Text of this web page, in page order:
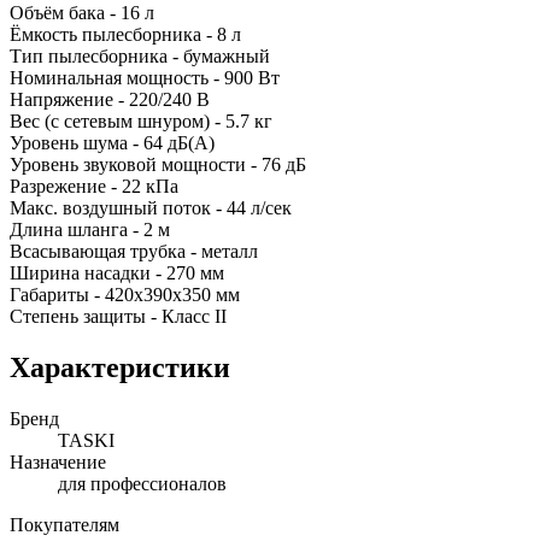
Объём бака - 16 л
Ёмкость пылесборника - 8 л
Тип пылесборника - бумажный
Номинальная мощность - 900 Вт
Напряжение - 220/240 В
Вес (с сетевым шнуром) - 5.7 кг
Уровень шума - 64 дБ(A)
Уровень звуковой мощности - 76 дБ
Разрежение - 22 кПа
Макс. воздушный поток - 44 л/сек
Длина шланга - 2 м
Всасывающая трубка - металл
Ширина насадки - 270 мм
Габариты - 420x390x350 мм
Степень защиты - Класс II
Характеристики
Бренд
TASKI
Назначение
для профессионалов
Покупателям